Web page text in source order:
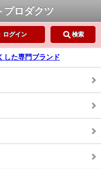
プロダクツ
ログイン 検索
した専門ブランド